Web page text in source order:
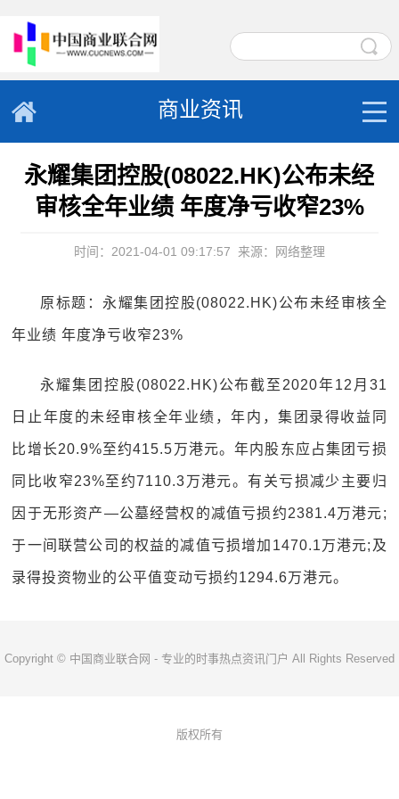
商业资讯
永耀集团控股(08022.HK)公布未经
审核全年业绩 年度净亏收窄23%
时间：2021-04-01 09:17:57 来源：网络整理
原标题：永耀集团控股(08022.HK)公布未经审核全
年业绩 年度净亏收窄23%
永耀集团控股(08022.HK)公布截至2020年12月31
日止年度的未经审核全年业绩，年内，集团录得收益同
比增长20.9%至约415.5万港元。年内股东应占集团亏损
同比收窄23%至约7110.3万港元。有关亏损减少主要归
因于无形资产—公墓经营权的减值亏损约2381.4万港元;
于一间联营公司的权益的减值亏损增加1470.1万港元;及
录得投资物业的公平值变动亏损约1294.6万港元。
Copyright © 中国商业联合网 - 专业的时事热点资讯门户 All Rights Reserved
版权所有